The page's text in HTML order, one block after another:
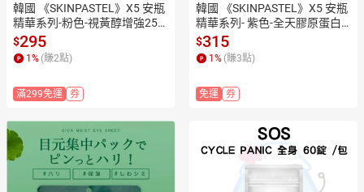
韓國 《SKINPASTEL》X5 安瓶
精華系列-粉色-視黃醇增強250
ml / 瓶 ✿現貨+預購✿日本境
內版原裝代購🌸佑育生活館🌸
$295
1 % (賺2點)
滿299免運 券
韓國 《SKINPASTEL》X5 安瓶
精華系列- 紫色-全天膠原蛋白2
50 ml / 瓶 ✿現貨+預購✿日本
境內版原裝代購🌸佑育生活館
🌸
$315
1 % (賺3點)
免運 券